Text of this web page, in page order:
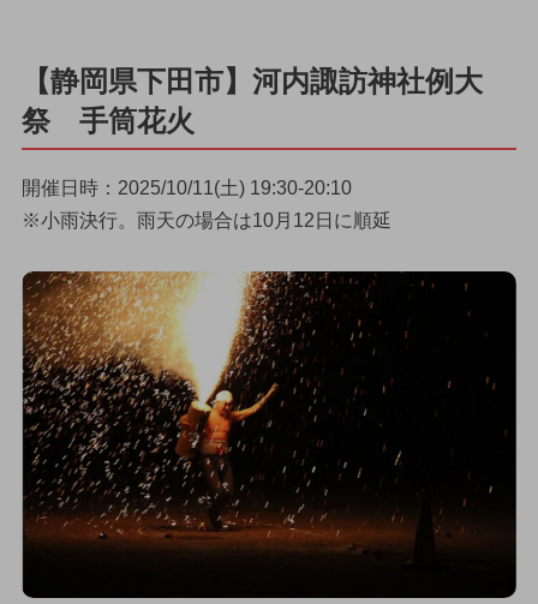
【静岡県下田市】河内諏訪神社例大
祭 手筒花火
開催日時：2025/10/11(土) 19:30-20:10
※小雨決行。雨天の場合は10月12日に順延